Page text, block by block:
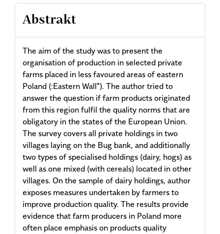
Abstrakt
The aim of the study was to present the
organisation of production in selected private
farms placed in less favoured areas of eastern
Poland (:Eastern Wall"). The author tried to
answer the question if farm products originated
from this region fulfil the quality norms that are
obligatory in the states of the European Union.
The survey covers all private holdings in two
villages laying on the Bug bank, and additionally
two types of specialised holdings (dairy, hogs) as
well as one mixed (with cereals) located in other
villages. On the sample of dairy holdings, author
exposes measures undertaken by farmers to
improve production quality. The results provide
evidence that farm producers in Poland more
often place emphasis on products quality